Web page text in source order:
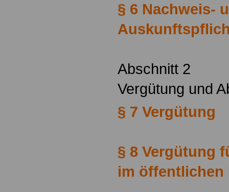
§ 6 Nachweis-
Abschnitt 2
Vergütung und
§ 7 Vergütung
§ 8 Vergütung
im öffentlichen